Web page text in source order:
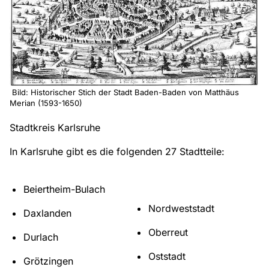
Bild: Historischer Stich der Stadt Baden-Baden von Matthäus
Merian (1593-1650)
Stadtkreis Karlsruhe
In Karlsruhe gibt es die folgenden 27 Stadtteile:
Beiertheim-Bulach
Daxlanden
Durlach
Grötzingen
Nordweststadt
Oberreut
Oststadt